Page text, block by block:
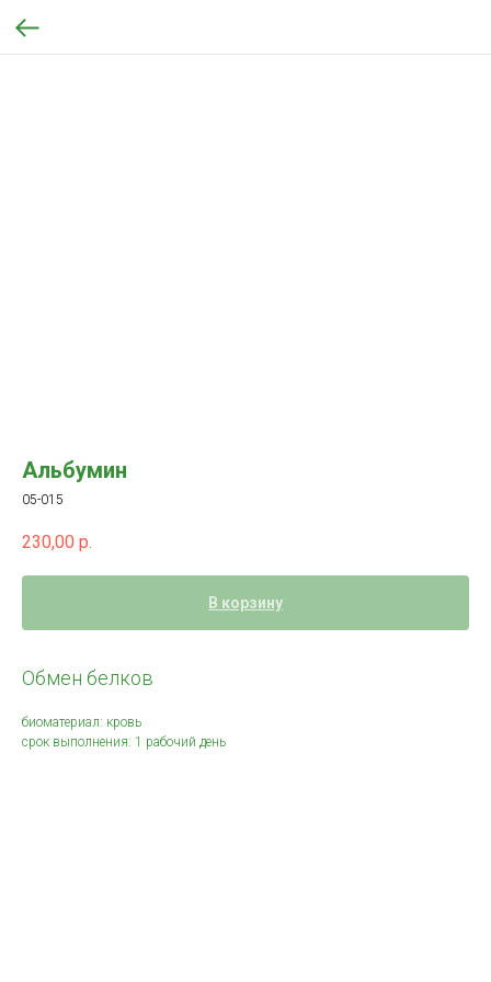
Альбумин
05-015
230,00 р.
В корзину
Обмен белков
биоматериал: кровь
срок выполнения: 1 рабочий день